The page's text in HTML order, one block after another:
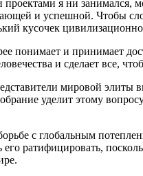
я ни занимался,
и успешной. Чтобы
кусочек
понимает и принимает
и сделает все,
мировой элиты
уделит этому
с глобальным
ратифицировать,